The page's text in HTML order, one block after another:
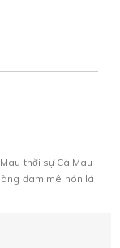
thời sự Cà Mau
đam mê nón lá